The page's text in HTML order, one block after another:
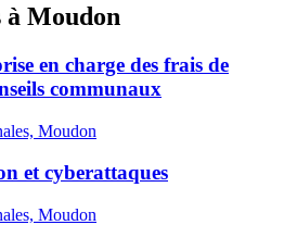
à Moudon
en charge des frais de
communaux
Moudon
et cyberattaques
Moudon